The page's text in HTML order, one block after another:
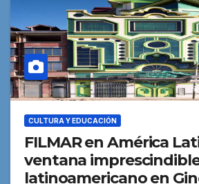
CULTURA Y EDUCACIÓN
FILMAR en América
ventana
latinoamericano en